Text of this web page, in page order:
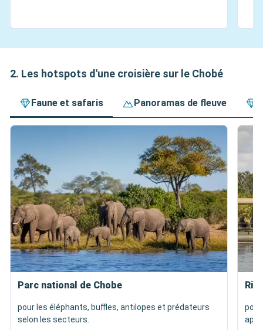
2. Les hotspots d'une croisière sur le Chobé
Faune et safaris Panoramas de fleuve
Parc national de Chobe
pour les éléphants, buffles, antilopes et prédateurs
selon les secteurs.
pour